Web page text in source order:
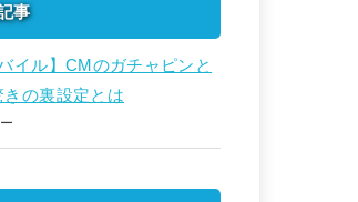
事
イル】CMのガチャピンと
きの裏設定とは